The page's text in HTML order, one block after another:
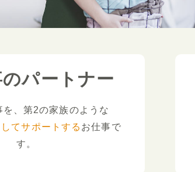
パートナー
を、第2の家族のような
てサポートする お仕事で
す。